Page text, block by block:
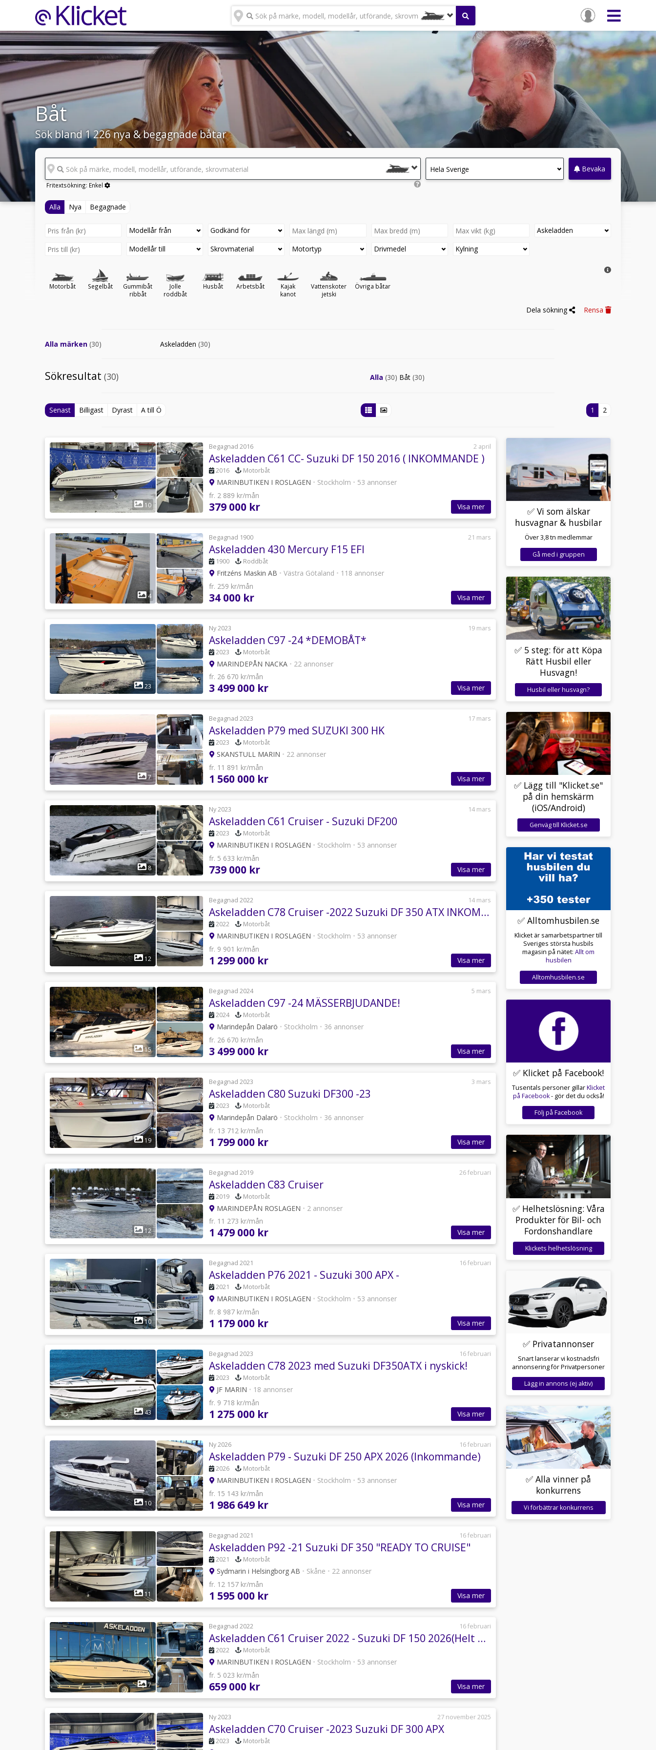
Sök på märke, modell, modellår, utförande, skrovmaterial
Båt
Sök bland 1 226 nya & begagnade båtar
Sök på märke, modell, modellår, utförande, skrovmaterial
Fritextsökning: Enkel
Hela Sverige Bevaka
Alla Nya Begagnade
Modellår från
Modellår till
Godkänd för
Skrovmaterial
Motortyp Drivmedel Kylning
Askeladden
Motorbåt Segelbåt
Gummibåt
ribbåt
Jolle
roddbåt
Husbåt Arbetsbåt
Kajak
kanot
Vattenskoter
jetski
Övriga båtar
Dela sökning Rensa
Alla märken (30) Askeladden (30)
Sökresultat (30) Alla (30) Båt (30)
Senast Billigast Dyrast A till Ö 1 2
10
Begagnad 2016 2 april
Askeladden C61 CC- Suzuki DF 150 2016 ( INKOMMANDE )
2016 Motorbåt
MARINBUTIKEN I ROSLAGEN • Stockholm • 53 annonser
fr. 2 889 kr/mån
379 000 kr Visa mer
4
Begagnad 1900 21 mars
Askeladden 430 Mercury F15 EFI
1900 Roddbåt
Fritzéns Maskin AB • Västra Götaland • 118 annonser
fr. 259 kr/mån
34 000 kr Visa mer
23
Ny 2023 19 mars
Askeladden C97 -24 *DEMOBÅT*
2023 Motorbåt
MARINDEPÅN NACKA • 22 annonser
fr. 26 670 kr/mån
3 499 000 kr Visa mer
7
Begagnad 2023 17 mars
Askeladden P79 med SUZUKI 300 HK
2023 Motorbåt
SKANSTULL MARIN • 22 annonser
fr. 11 891 kr/mån
1 560 000 kr Visa mer
8
Ny 2023 14 mars
Askeladden C61 Cruiser - Suzuki DF200
2023 Motorbåt
MARINBUTIKEN I ROSLAGEN • Stockholm • 53 annonser
fr. 5 633 kr/mån
739 000 kr Visa mer
12
Begagnad 2022 14 mars
Askeladden C78 Cruiser -2022 Suzuki DF 350 ATX INKOMMANDE
2022 Motorbåt
MARINBUTIKEN I ROSLAGEN • Stockholm • 53 annonser
fr. 9 901 kr/mån
1 299 000 kr Visa mer
15
Begagnad 2024 5 mars
Askeladden C97 -24 MÄSSERBJUDANDE!
2024 Motorbåt
Marindepån Dalarö • Stockholm • 36 annonser
fr. 26 670 kr/mån
3 499 000 kr Visa mer
19
Begagnad 2023 3 mars
Askeladden C80 Suzuki DF300 -23
2023 Motorbåt
Marindepån Dalarö • Stockholm • 36 annonser
fr. 13 712 kr/mån
1 799 000 kr Visa mer
12
Begagnad 2019 26 februari
Askeladden C83 Cruiser
2019 Motorbåt
MARINDEPÅN ROSLAGEN • 2 annonser
fr. 11 273 kr/mån
1 479 000 kr Visa mer
10
Begagnad 2021 16 februari
Askeladden P76 2021 - Suzuki 300 APX -
2021 Motorbåt
MARINBUTIKEN I ROSLAGEN • Stockholm • 53 annonser
fr. 8 987 kr/mån
1 179 000 kr Visa mer
43
Begagnad 2023 16 februari
Askeladden C78 2023 med Suzuki DF350ATX i nyskick!
2023 Motorbåt
JF MARIN • 18 annonser
fr. 9 718 kr/mån
1 275 000 kr Visa mer
10
Ny 2026 16 februari
Askeladden P79 - Suzuki DF 250 APX 2026 (Inkommande)
2026 Motorbåt
MARINBUTIKEN I ROSLAGEN • Stockholm • 53 annonser
fr. 15 143 kr/mån
1 986 649 kr Visa mer
11
Begagnad 2021 16 februari
Askeladden P92 -21 Suzuki DF 350 "READY TO CRUISE"
2021 Motorbåt
Sydmarin i Helsingborg AB • Skåne • 22 annonser
fr. 12 157 kr/mån
1 595 000 kr Visa mer
7
Begagnad 2022 16 februari
Askeladden C61 Cruiser 2022 - Suzuki DF 150 2026(Helt ny)
2022 Motorbåt
MARINBUTIKEN I ROSLAGEN • Stockholm • 53 annonser
fr. 5 023 kr/mån
659 000 kr Visa mer
Ny 2023 27 november 2025
Askeladden C70 Cruiser -2023 Suzuki DF 300 APX
2023 Motorbåt
✅ Vi som älskar
husvagnar & husbilar
Över 3,8 tn medlemmar
Gå med i gruppen
✅ 5 steg: för att Köpa
Rätt Husbil eller
Husvagn!
Husbil eller husvagn?
✅ Lägg till "Klicket.se"
på din hemskärm
(iOS/Android)
Genväg till Klicket.se
✅ Alltomhusbilen.se
Klicket är samarbetspartner till
Sveriges största husbils
magasin på nätet: Allt om
husbilen
Alltomhusbilen.se
✅ Klicket på Facebook!
Tusentals personer gillarKlicket
på Facebook- gör det du också!
Följ på Facebook
✅ Helhetslösning: Våra
Produkter för Bil- och
Fordonshandlare
Klickets helhetslösning
✅ Privatannonser
Snart lanserar vi kostnadsfri
annonsering för Privatpersoner
Lägg in annons (ej aktiv)
✅ Alla vinner på
konkurrens
Vi förbättrar konkurrens